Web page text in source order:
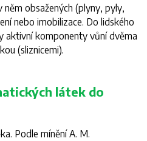
obsažených (plyny, pyly,
nebo imobilizace. Do lidského
aktivní komponenty vůní dvěma
(sliznicemi).
látek do
Podle mínění A. M.